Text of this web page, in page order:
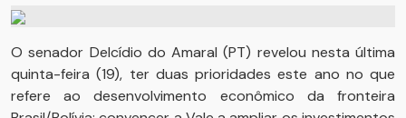
O senador Delcídio do Amaral (PT) revelou nesta última
quinta-feira (19), ter duas prioridades este ano no que
refere ao desenvolvimento econômico da fronteira